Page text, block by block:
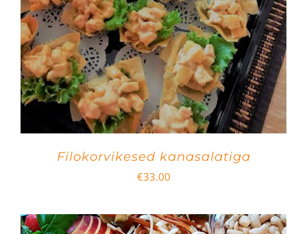
Filokorvikesed kanasalatiga
€33.00